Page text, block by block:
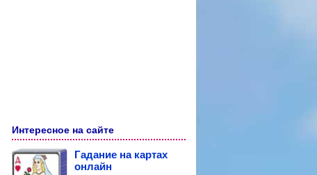
Интересное на сайте
Гадание на картах
онлайн